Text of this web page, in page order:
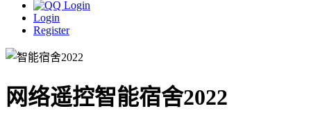
Login
Register
网络遥控智能宿舍2022